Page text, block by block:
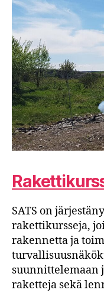
SATS on
rakettikursseja,
rakennetta ja
suunnittelemaan
raketteja sekä